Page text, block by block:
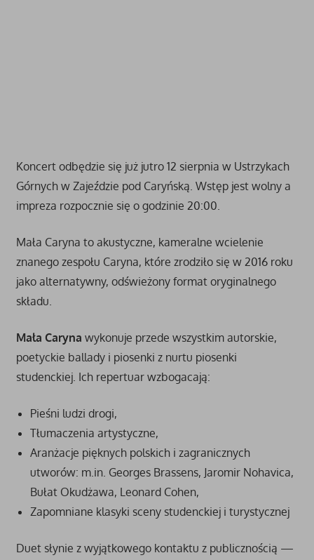
Koncert odbędzie się już jutro 12 sierpnia w Ustrzykach
Górnych w Zajeździe pod Caryńską. Wstęp jest wolny a
impreza rozpocznie się o godzinie 20:00.
Mała Caryna to akustyczne, kameralne wcielenie
znanego zespołu Caryna, które zrodziło się w 2016 roku
jako alternatywny, odświeżony format oryginalnego
składu.
Mała Caryna wykonuje przede wszystkim autorskie,
poetyckie ballady i piosenki z nurtu piosenki
studenckiej. Ich repertuar wzbogacają:
Pieśni ludzi drogi,
Tłumaczenia artystyczne,
Aranżacje pięknych polskich i zagranicznych
utworów: m.in. Georges Brassens, Jaromir Nohavica,
Bułat Okudżawa, Leonard Cohen,
Zapomniane klasyki sceny studenckiej i turystycznej
Duet słynie z wyjątkowego kontaktu z publicznością —